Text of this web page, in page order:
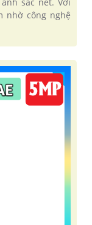
nhờ công nghệ